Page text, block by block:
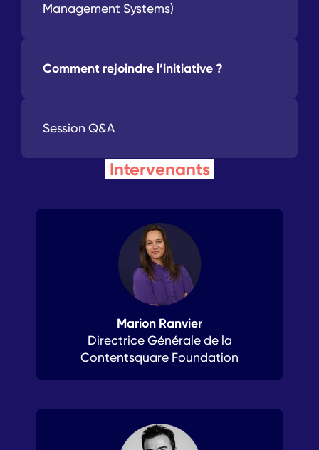
Management Systems)
Comment rejoindre l’initiative ?
Session Q&A
Intervenants
Marion Ranvier
Directrice Générale de la
Contentsquare Foundation